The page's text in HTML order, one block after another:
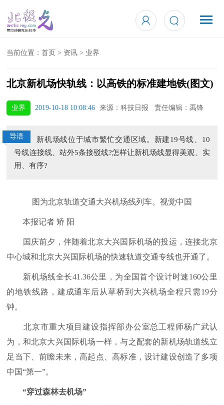
当前位置：首页 > 资讯 > 业界
北京新机场快轨线：以高铁的标准建地铁(图文)
业界 2019-10-18 10:08:46 来源：科技日报 责任编辑：禹锋
导语
新机场线位于城市繁忙交通区域。新建19号线、10
号线连接线、站外5条接驳线?怎样让新机场线显得美观、实
用、有序?
图为北京轨道交通大兴机场线列车。视觉中国
本报记者 矫 阳
国庆前夕，伴随着北京大兴国际机场的投运，连接北京
中心城和北京大兴国际机场的快速轨道交通专线也开通了。
新机场线全长41.36公里，为全国首个设计时速160公里
的地铁线路，建成通车后从草桥到大兴机场全程只需19分
钟。
北京市重大项目建设指挥部办公室总工程师杨广武认
为，和北京大兴国际机场一样，与之配套的新机场轨道线立
足当下、前瞻未来，高起点、高标准，设计建设创造了多项
中国“第一”。
“穿过森林去机场”